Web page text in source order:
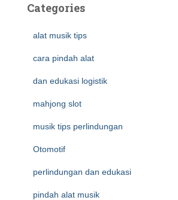
Categories
alat musik tips
cara pindah alat
dan edukasi logistik
mahjong slot
musik tips perlindungan
Otomotif
perlindungan dan edukasi
pindah alat musik